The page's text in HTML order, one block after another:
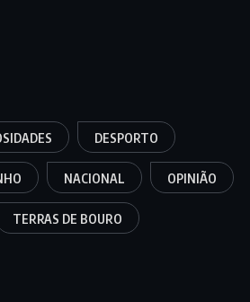
DESPORTO
NACIONAL OPINIÃO
TERRAS DE BOURO